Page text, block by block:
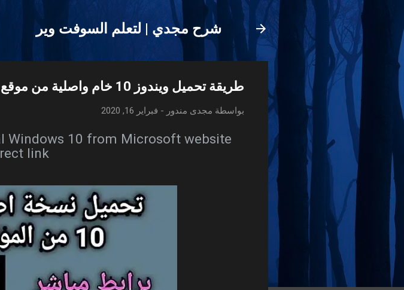
شرح مجدي | لتعلم السوفت وير
طريقة تحميل ويندوز 10 خام واصلية من موقع مايكروسوفت برابط مباشر2025
بواسطة مجدى مندور - فبراير 16, 2020
Windows 10 from Microsoft website
link